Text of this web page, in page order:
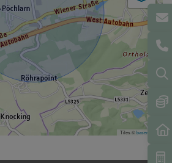
Tiles ©basemap.at